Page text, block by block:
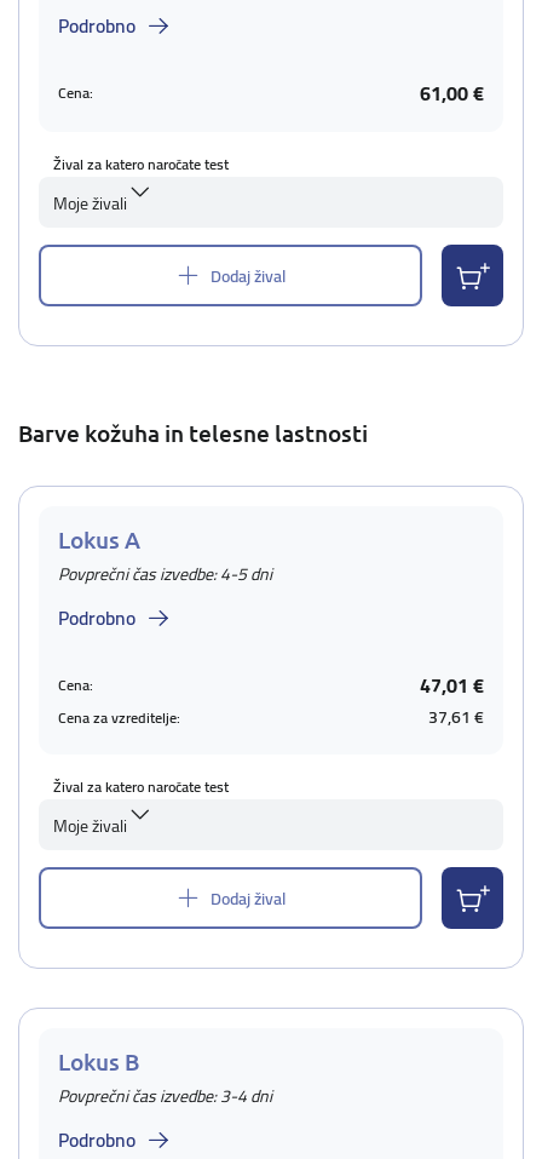
Podrobno
Cena: 61,00 €
Žival za katero naročate test
Moje živali
Dodaj žival
Barve kožuha in telesne lastnosti
Lokus A
Povprečni čas izvedbe: 4-5 dni
Podrobno
Cena: 47,01 €
Cena za vzreditelje: 37,61 €
Žival za katero naročate test
Moje živali
Dodaj žival
Lokus B
Povprečni čas izvedbe: 3-4 dni
Podrobno